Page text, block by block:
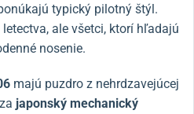
typický pilotný štýl.
ale všetci, ktorí hľadajú
nosenie.
majú puzdro z nehrdzavejúcej
japonský mechanický